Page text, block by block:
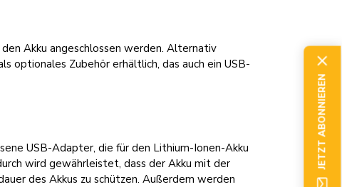
Akku angeschlossen werden. Alternativ
optionales Zubehör erhältlich, das auch ein USB-
USB-Adapter, die für den Lithium-Ionen-Akku
wird gewährleistet, dass der Akku mit der
des Akkus zu schützen. Außerdem werden
JETZT ABONNIEREN